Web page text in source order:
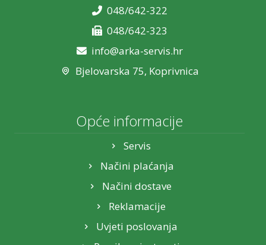
048/642-322
048/642-323
info@arka-servis.hr
Bjelovarska 75, Koprivnica
Opće informacije
Servis
Načini plaćanja
Načini dostave
Reklamacije
Uvjeti poslovanja